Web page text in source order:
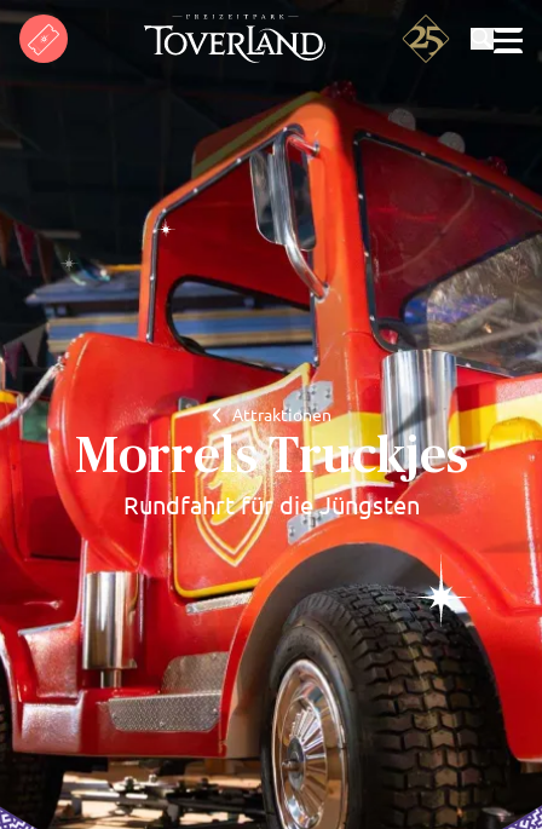
Attraktionen
Morrels Truckjes
Rundfahrt für die Jüngsten